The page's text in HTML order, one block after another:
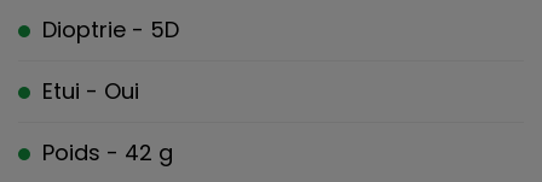
Dioptrie - 5D
Etui - Oui
Poids - 42 g